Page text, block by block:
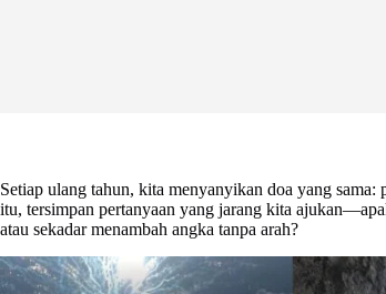
Setiap ulang tahun, kita menyanyikan doa yang
itu, tersimpan pertanyaan yang jarang kita
atau sekadar menambah angka tanpa arah?